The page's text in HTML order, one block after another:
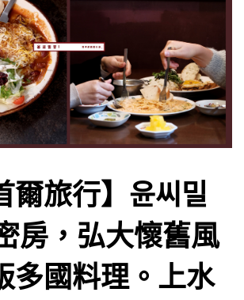
爾旅行】윤씨밀
房，弘大懷舊風
多國料理。上水